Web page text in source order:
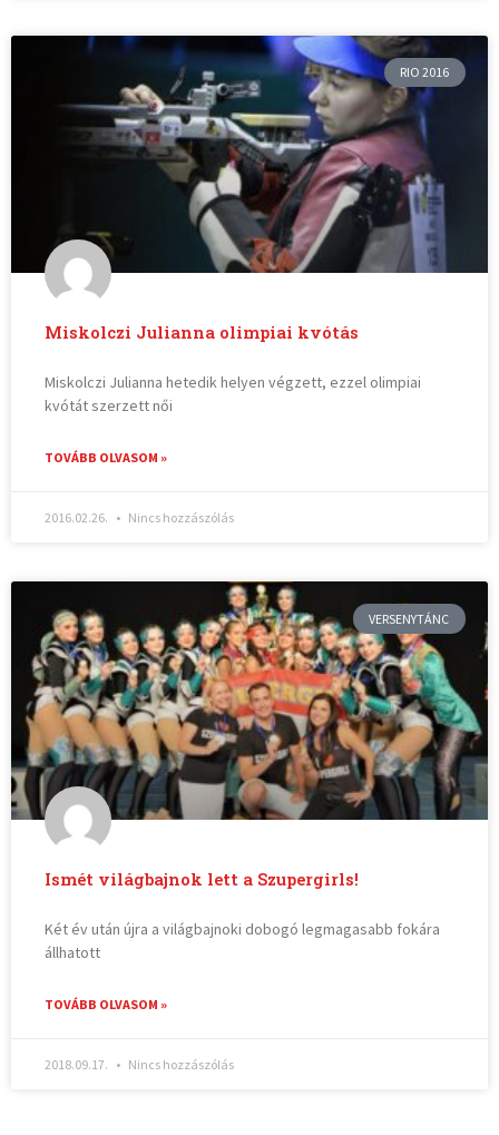
RIO 2016
Miskolczi Julianna olimpiai kvótás
Miskolczi Julianna hetedik helyen végzett, ezzel olimpiai
kvótát szerzett női
TOVÁBB OLVASOM »
2016.02.26. Nincs hozzászólás
VERSENYTÁNC
Ismét világbajnok lett a Szupergirls!
Két év után újra a világbajnoki dobogó legmagasabb fokára
állhatott
TOVÁBB OLVASOM »
2018.09.17. Nincs hozzászólás